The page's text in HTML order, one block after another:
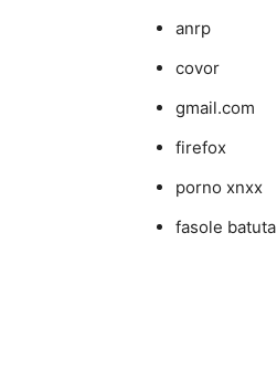
anrp
covor
gmail.com
firefox
porno xnxx
fasole batuta